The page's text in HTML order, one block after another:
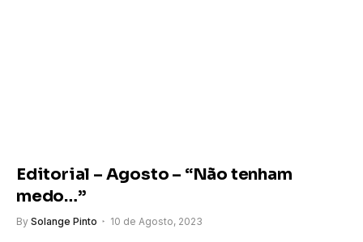
Editorial – Agosto – “Não tenham
medo…”
By Solange Pinto 10 de Agosto, 2023